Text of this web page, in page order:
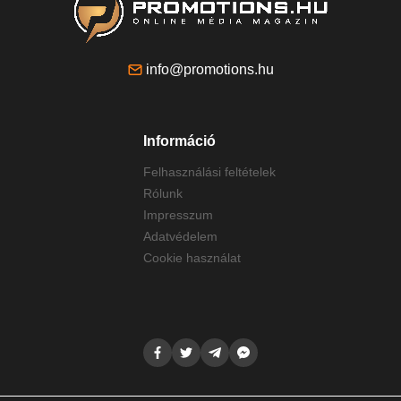
info@promotions.hu
Információ
Felhasználási feltételek
Rólunk
Impresszum
Adatvédelem
Cookie használat